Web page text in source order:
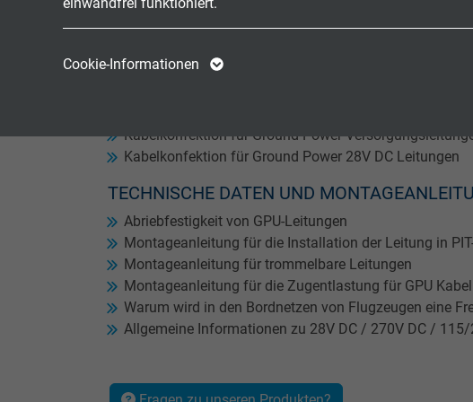
Zweck
gewählten Tracking-
Optin-Einstellungen.
Zweck
Erzeugt
Name
Anbieter Google
Cookie-Informationen
400Hz Kabel für den flexiblen Einsatz an
400Hz Kabel für die feste Verlegung
270V DC Leitungen
Kabelkonfektion für Ground Power
Kabelkonfektion für Ground Power 28V DC Leitungen
TECHNISCHE DATEN UND
Abriebfestigkeit von GPU-Leitungen
Montageanleitung für die Installation der Leitung in
Montageanleitung für trommelbare Leitungen
Montageanleitung für die Zugentlastung für GPU Kabel
Warum wird in den Bordnetzen von Flugzeugen eine
Allgemeine Informationen zu 28V DC / 270V DC / 115/